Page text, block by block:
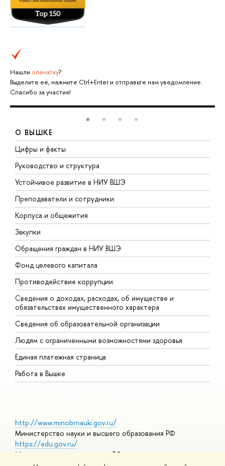
Нашли опечатку?
Выделите её, нажмите Ctrl+Enter и отправьте нам уведомление.
Спасибо за участие!
О ВЫШКЕ
Цифры и факты
Руководство и структура
Устойчивое развитие в НИУ ВШЭ
Преподаватели и сотрудники
Корпуса и общежития
Закупки
Обращения граждан в НИУ ВШЭ
Фонд целевого капитала
Противодействие коррупции
Сведения о доходах, расходах, об имуществе и
обязательствах имущественного характера
Сведения об образовательной организации
Людям с ограниченными возможностями здоровья
Единая платежная страница
Работа в Вышке
http://www.minobrnauki.gov.ru/
Министерство науки и высшего образования РФ
https://edu.gov.ru/
Министерство просвещения РФ